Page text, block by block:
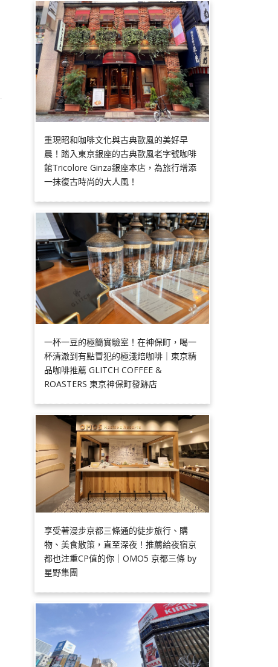
重現昭和咖啡文化與古典歐風的美好早
晨！踏入東京銀座的古典歐風老字號咖啡
館Tricolore Ginza銀座本店，為旅行增添
一抹復古時尚的大人風！
一杯一豆的極簡實驗室！在神保町，喝一
杯清澈到有點冒犯的極淺焙咖啡｜東京精
品咖啡推薦 GLITCH COFFEE &
ROASTERS 東京神保町發跡店
享受著漫步京都三條通的徒步旅行、購
物、美食散策，直至深夜！推薦給夜宿京
都也注重CP值的你｜OMO5 京都三條 by
星野集團